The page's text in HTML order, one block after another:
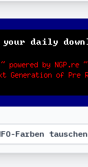
Farben tauschen